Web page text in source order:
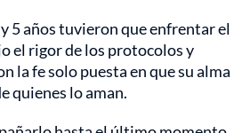
y 5 años tuvieron que enfrentar el
el rigor de los protocolos y
la fe solo puesta en que su alma
quienes lo aman.